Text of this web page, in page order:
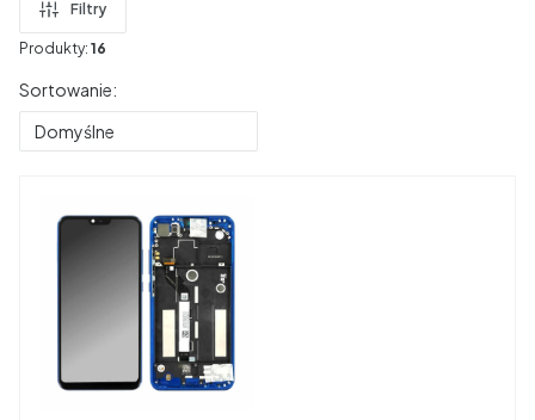
Filtry
Produkty: 16
Lista produktów
Sortowanie:
Domyślne